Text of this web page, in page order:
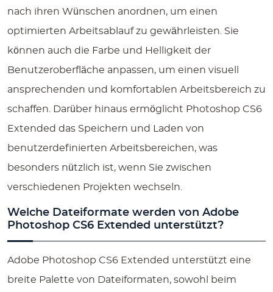
nach ihren Wünschen anordnen, um einen
optimierten Arbeitsablauf zu gewährleisten. Sie
können auch die Farbe und Helligkeit der
Benutzeroberfläche anpassen, um einen visuell
ansprechenden und komfortablen Arbeitsbereich zu
schaffen. Darüber hinaus ermöglicht Photoshop CS6
Extended das Speichern und Laden von
benutzerdefinierten Arbeitsbereichen, was
besonders nützlich ist, wenn Sie zwischen
verschiedenen Projekten wechseln.
Welche Dateiformate werden von Adobe
Photoshop CS6 Extended unterstützt?
Adobe Photoshop CS6 Extended unterstützt eine
breite Palette von Dateiformaten, sowohl beim